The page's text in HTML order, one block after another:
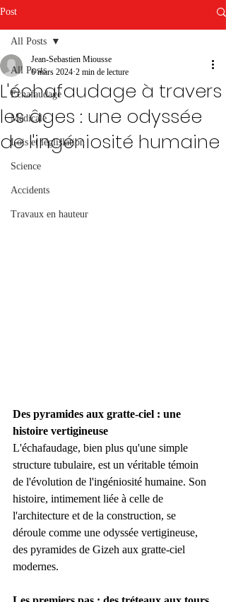
Post
All Posts
Échafaudage
Médicale
Lois et léglislation
Science
Accidents
Travaux en hauteur
All Posts
L'échafaudage à travers
les âges : une odyssée
de l'ingéniosité humaine
Jean-Sebastien Miousse
6 mars 2024 2 min de lecture
Des pyramides aux gratte-ciel : une
histoire vertigineuse
L'échafaudage, bien plus qu'une simple
structure tubulaire, est un véritable témoin
de l'évolution de l'ingéniosité humaine. Son
histoire, intimement liée à celle de
l'architecture et de la construction, se
déroule comme une odyssée vertigineuse,
des pyramides de Gizeh aux gratte-ciel
modernes.